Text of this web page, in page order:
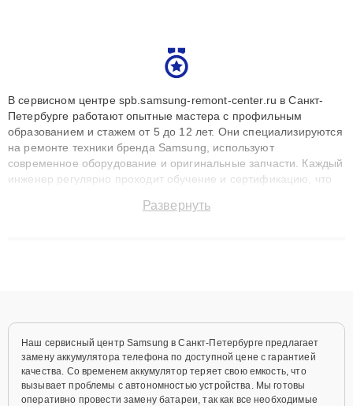
В сервисном центре spb.samsung-remont-center.ru в Санкт-
Петербурге работают опытные мастера с профильным
образованием и стажем от 5 до 12 лет. Они специализируются
на ремонте техники бренда Samsung, используют
современное оборудование и оригинальные запчасти. Каждый
инженер регулярно проходит обучение и сертификацию, что
восстанавливать технику с сохранением гарантии до 3 лет.
Развернуть
Наш сервисный центр Samsung в Санкт-Петербурге предлагает
замену аккумулятора телефона по доступной цене с гарантией
качества. Со временем аккумулятор теряет свою емкость, что
вызывает проблемы с автономностью устройства. Мы готовы
оперативно провести замену батареи, так как все необходимые